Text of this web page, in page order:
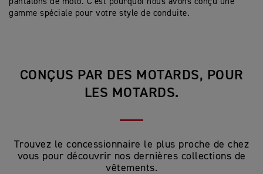
gamme spéciale pour votre style de conduite.
CONÇUS PAR DES MOTARDS, POUR
LES MOTARDS.
Trouvez le concessionnaire le plus proche de chez
vous pour découvrir nos dernières collections de
vêtements.